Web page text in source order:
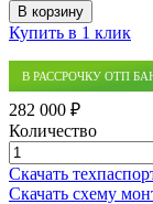
В корзину
Купить в 1 клик
В РАССРОЧКУ ОТП
282 000 ₽
Количество
Количество
товара
Очистное
Скачать
Скачать схему